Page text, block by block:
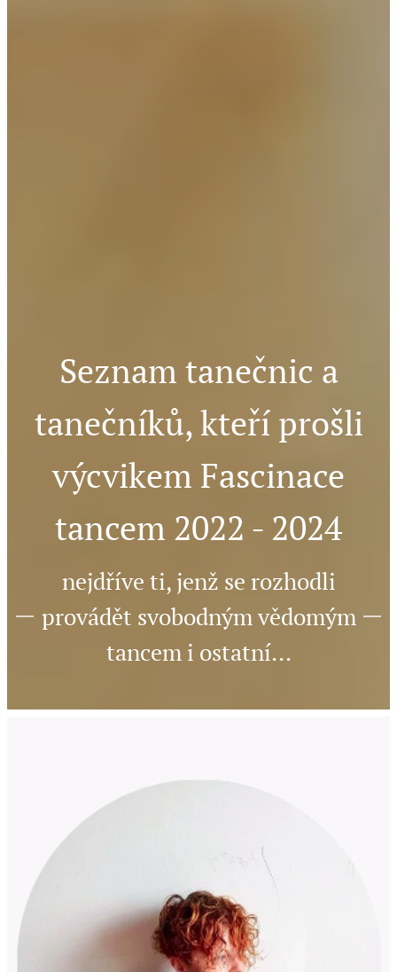
Seznam tanečnic a
tanečníků, kteří prošli
výcvikem Fascinace
tancem 2022 - 2024
nejdříve ti, jenž se rozhodli
provádět svobodným vědomým
tancem i ostatní...